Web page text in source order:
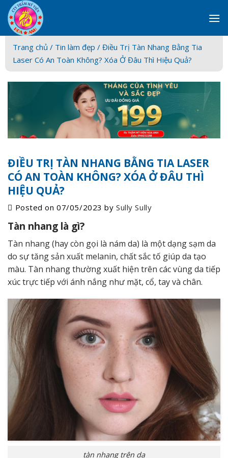
Skip
to
content
Trang chủ / Tin làm đẹp / Điều Trị Tàn Nhang Bằng Tia
Laser Có An Toàn Không? Xóa Ở Đâu Thì Hiệu Quả?
ĐIỀU TRỊ TÀN NHANG BẰNG TIA LASER
CÓ AN TOÀN KHÔNG? XÓA Ở ĐÂU THÌ
HIỆU QUẢ?
Posted on07/05/2023 bySully Sully
Tàn nhang là gì?
Tàn nhang (hay còn gọi là nám da) là một dạng sạm da
do sự tăng sản xuất melanin, chất sắc tố giúp da tạo
màu. Tàn nhangthường xuất hiện trên các vùng da tiếp
xúc trực tiếp với ánh nắng như mặt, cổ, tay và chân.
tàn nhang trên da